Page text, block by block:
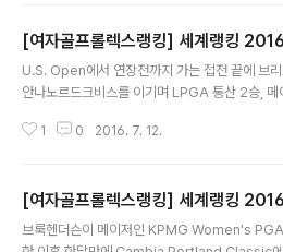
입니다. 1위가 15.47이니 2배 이상의 차이입니
타누간과 스테이시루이스가 한계단씩 올라 각각
내에서의 한국 선수는 박인비(3), 김세영(5), 양
[여자골프롤렉스랭킹] 세계랭킹
U.S. Open에서 연장전까지 가는 접전 끝에 브
안나노르드크비스를 이기며 LPGA 통산 2승, 메
클럽이 살짝 모래에 닿으면서 2벌타를 받아 아쉽
어가며 우승의 기회를 놓쳤습니다. 하지만, 기량
회로 보입니다. 우승으로 브리트니랭은 세계랭
랐습니다. 아쉽게 준우승을 한 안나노르드크비스
1 0 2016. 7. 12.
[여자골프롤렉스랭킹] 세계랭킹
브룩헨더슨이 메이저인 KPMG Women's